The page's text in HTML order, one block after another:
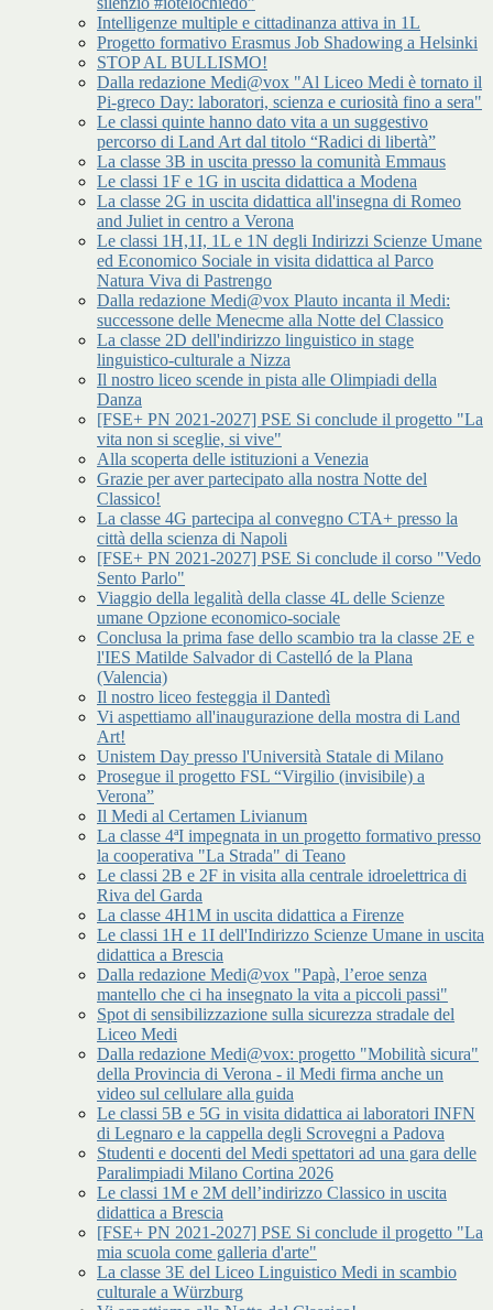
Intelligenze multiple e cittadinanza attiva in 1L
Progetto formativo Erasmus Job Shadowing a Helsinki
STOP AL BULLISMO!
Dalla redazione Medi@vox "Al Liceo Medi è tornato il
Pi-greco Day: laboratori, scienza e curiosità fino a sera"
Le classi quinte hanno dato vita a un suggestivo
percorso di Land Art dal titolo “Radici di libertà”
La classe 3B in uscita presso la comunità Emmaus
Le classi 1F e 1G in uscita didattica a Modena
La classe 2G in uscita didattica all'insegna di Romeo
and Juliet in centro a Verona
Le classi 1H,1I, 1L e 1N degli Indirizzi Scienze Umane
ed Economico Sociale in visita didattica al Parco
Natura Viva di Pastrengo
Dalla redazione Medi@vox Plauto incanta il Medi:
successone delle Menecme alla Notte del Classico
La classe 2D dell'indirizzo linguistico in stage
linguistico-culturale a Nizza
Il nostro liceo scende in pista alle Olimpiadi della
Danza
[FSE+ PN 2021-2027] PSE Si conclude il progetto "La
vita non si sceglie, si vive"
Alla scoperta delle istituzioni a Venezia
Grazie per aver partecipato alla nostra Notte del
Classico!
La classe 4G partecipa al convegno CTA+ presso la
città della scienza di Napoli
[FSE+ PN 2021-2027] PSE Si conclude il corso "Vedo
Sento Parlo"
Viaggio della legalità della classe 4L delle Scienze
umane Opzione economico-sociale
Conclusa la prima fase dello scambio tra la classe 2E e
l'IES Matilde Salvador di Castelló de la Plana
(Valencia)
Il nostro liceo festeggia il Dantedì
Vi aspettiamo all'inaugurazione della mostra di Land
Art!
Unistem Day presso l'Università Statale di Milano
Prosegue il progetto FSL “Virgilio (invisibile) a
Verona”
Il Medi al Certamen Livianum
La classe 4ªI impegnata in un progetto formativo presso
la cooperativa "La Strada" di Teano
Le classi 2B e 2F in visita alla centrale idroelettrica di
Riva del Garda
La classe 4H1M in uscita didattica a Firenze
Le classi 1H e 1I dell'Indirizzo Scienze Umane in uscita
didattica a Brescia
Dalla redazione Medi@vox "Papà, l’eroe senza
mantello che ci ha insegnato la vita a piccoli passi"
Spot di sensibilizzazione sulla sicurezza stradale del
Liceo Medi
Dalla redazione Medi@vox: progetto "Mobilità sicura"
della Provincia di Verona - il Medi firma anche un
video sul cellulare alla guida
Le classi 5B e 5G in visita didattica ai laboratori INFN
di Legnaro e la cappella degli Scrovegni a Padova
Studenti e docenti del Medi spettatori ad una gara delle
Paralimpiadi Milano Cortina 2026
Le classi 1M e 2M dell’indirizzo Classico in uscita
didattica a Brescia
[FSE+ PN 2021-2027] PSE Si conclude il progetto "La
mia scuola come galleria d'arte"
La classe 3E del Liceo Linguistico Medi in scambio
culturale a Würzburg